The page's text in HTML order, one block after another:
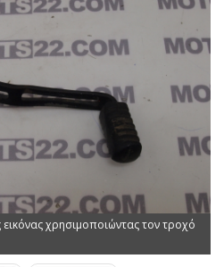
χρησιμοποιώντας τον τροχό